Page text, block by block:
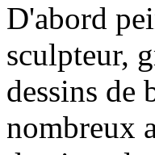
D'abord
sculpteur,
dessins de
nombreux